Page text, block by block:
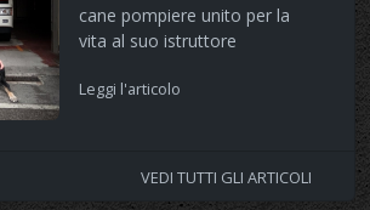
cane pompiere unito per la
vita al suo istruttore
Leggi l'articolo
VEDI TUTTI GLI ARTICOLI